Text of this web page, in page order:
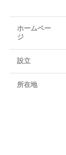
ホームペー
ジ
設立
所在地